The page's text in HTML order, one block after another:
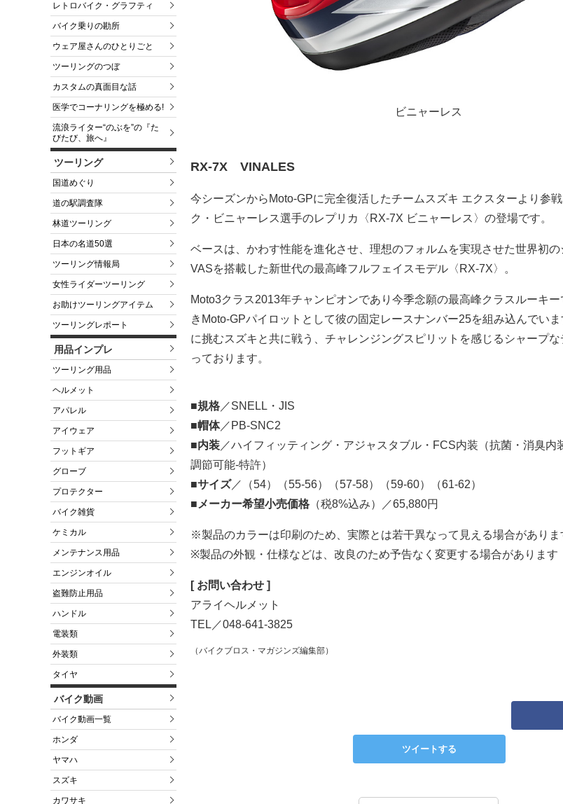
レトロバイク・グラフティ
バイク乗りの勘所
ウェア屋さんのひとりごと
ツーリングのつぼ
カスタムの真面目な話
医学でコーナリングを極める!
流浪ライター“のぶを”の『た
びたび、旅へ』
ツーリング
国道めぐり
道の駅調査隊
林道ツーリング
日本の名道50選
ツーリング情報局
女性ライダーツーリング
お助けツーリングアイテム
ツーリングレポート
用品インプレ
ツーリング用品
ヘルメット
アパレル
アイウェア
フットギア
グローブ
プロテクター
バイク雑貨
ケミカル
メンテナンス用品
エンジンオイル
盗難防止用品
ハンドル
電装類
外装類
タイヤ
バイク動画
バイク動画一覧
ホンダ
ヤマハ
スズキ
カワサキ
ビニャーレス
RX-7X VINALES
今シーズンからMoto-GPに完全復活したチームスズキ エクスターより参
ク・ビニャーレス選手のレプリカ〈RX-7X ビニャーレス〉の登場です。
ベースは、かわす性能を進化させ、理想のフォルムを実現させた世界初の
VASを搭載した新世代の最高峰フルフェイスモデル〈RX-7X〉。
Moto3クラス2013年チャンピオンであり今季念願の最高峰クラスルーキ
きMoto-GPパイロットとして彼の固定レースナンバー25を組み込んでい
に挑むスズキと共に戦う、チャレンジングスピリットを感じるシャープ
っております。
■規格 ／SNELL・JIS
■帽体／PB-SNC2
■内装 ／ハイフィッティング・アジャスタブル・FCS内装（抗菌・消臭内
調節可能‐特許）
■サイズ／（54）（55-56）（57-58）（59-60）（61-62）
■メーカー希望小売価格 （税8%込み）／65,880円
※製品のカラーは印刷のため、実際とは若干異なって見える場合があり
※製品の外観・仕様などは、改良のため予告なく変更する場合があります
[ お問い合わせ ]
アライヘルメット
TEL／048-641-3825
（バイクブロス・マガジンズ編集部）
ツイートする